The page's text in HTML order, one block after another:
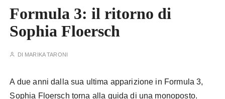
Formula 3: il ritorno di
Sophia Floersch
DI MARIKA TARONI
A due anni dalla sua ultima apparizione in Formula 3,
Sophia Floersch torna alla guida di una monoposto.